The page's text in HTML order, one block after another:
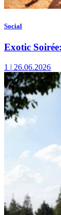
Social
Exotic
1 | 26.06.2026